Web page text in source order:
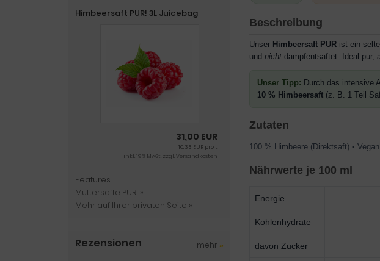
Beschreibung
Unser Himbeersaft PUR ist ein
und nicht dampfentsaftet. Ideal pur,
Unser Tipp: Durch das intensive
10 % Himbeersaft (z. B. 1 Teil
Zutaten
100 % Himbeere (Direktsaft) •
Nährwerte je 100 ml
Energie
Kohlenhydrate
davon Zucker
Himbeersaft PUR! 3L Juicebag
31,00 EUR
10,33 EUR pro L
inkl. 19 % MwSt. zzgl.Versandkosten
Features:
Muttersäfte PUR! »
Mehr auf Ihrer privaten Seite »
Rezensionen mehr »